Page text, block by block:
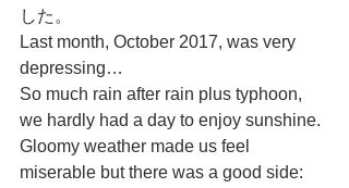
した。
Last month, October 2017, was very
depressing…
So much rain after rain plus typhoon,
we hardly had a day to enjoy sunshine.
Gloomy weather made us feel
miserable but there was a good side: